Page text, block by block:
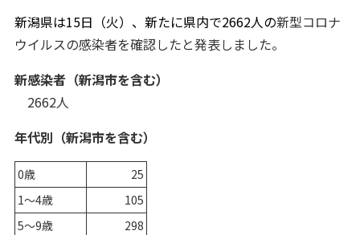
新潟県は15日（火） 、新たに県内で2662人の新型コロナ
ウイルスの感染者を確認したと発表しました。
新感染者（新潟市を含む）
2662人
年代別（新潟市を含む）
0歳
25
1～4歳
105
5～9歳
298